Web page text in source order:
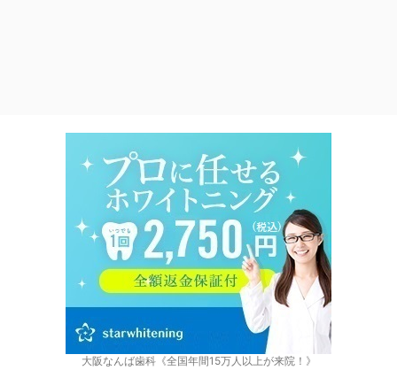
大阪なんば歯科《全国年間15万人以上が来院！》